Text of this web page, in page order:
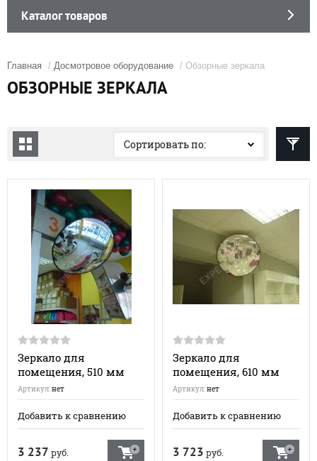
Каталог товаров
Главная / Досмотровое оборудование / Обзорные зеркала
ОБЗОРНЫЕ ЗЕРКАЛА
Сортировать по:
Зеркало для
помещения, 510 мм
Артикул:нет
Добавить к сравнению
3 237 руб.
Зеркало для
помещения, 610 мм
Артикул:нет
Добавить к сравнению
3 723 руб.